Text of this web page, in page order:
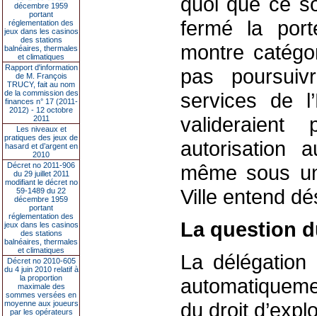
décembre 1959
portant
réglementation des
jeux dans les casinos
des stations
balnéaires, thermales
et climatiques
Rapport d'information
de M. François
TRUCY, fait au nom
de la commission des
finances n° 17 (2011-
2012) - 12 octobre
2011
Les niveaux et
pratiques des jeux de
hasard et d’argent en
2010
Décret no 2011-906
du 29 juillet 2011
modifiant le décret no
59-1489 du 22
décembre 1959
portant
réglementation des
jeux dans les casinos
des stations
balnéaires, thermales
et climatiques
Décret no 2010-605
du 4 juin 2010 relatif à
la proportion
maximale des
sommes versées en
moyenne aux joueurs
par les opérateurs
fermé la
montre
pas
services de
valideraient
autorisation
même sous
Ville entend
La question
La
du droit